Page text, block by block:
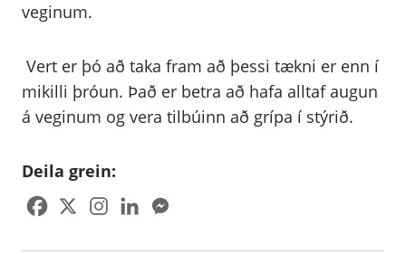
veginum.
Vert er þó að taka fram að þessi tækni er enn í
mikilli þróun. Það er betra að hafa alltaf augun
á veginum og vera tilbúinn að grípa í stýrið.
Deila grein: